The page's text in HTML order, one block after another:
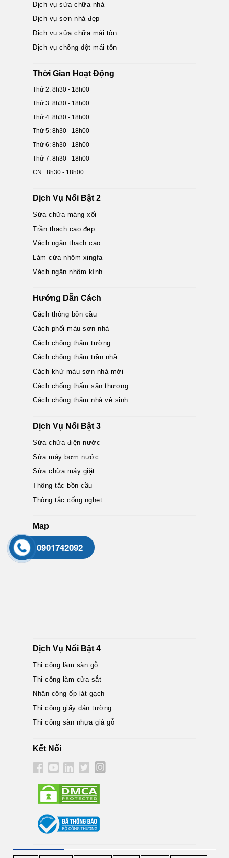
Dịch vụ sửa chữa nhà
Dịch vụ sơn nhà đẹp
Dịch vụ sửa chữa mái tôn
Dịch vụ chống dột mái tôn
Thời Gian Hoạt Động
Thứ 2: 8h30 - 18h00
Thứ 3: 8h30 - 18h00
Thứ 4: 8h30 - 18h00
Thứ 5: 8h30 - 18h00
Thứ 6: 8h30 - 18h00
Thứ 7: 8h30 - 18h00
CN : 8h30 - 18h00
Dịch Vụ Nổi Bật 2
Sửa chữa máng xối
Trần thạch cao đẹp
Vách ngăn thạch cao
Làm cửa nhôm xingfa
Vách ngăn nhôm kính
Hướng Dẫn Cách
Cách thông bồn cầu
Cách phối màu sơn nhà
Cách chống thấm tường
Cách chống thấm trần nhà
Cách khử màu sơn nhà mới
Cách chống thấm sân thượng
Cách chống thấm nhà vệ sinh
Dịch Vụ Nổi Bật 3
Sửa chữa điện nước
Sửa máy bơm nước
Sửa chữa máy giặt
Thông tắc bồn cầu
Thông tắc cống nghẹt
Map
Dịch Vụ Nổi Bật 4
Thi công làm sàn gỗ
Thi công làm cửa sắt
Nhân công ốp lát gạch
Thi công giấy dán tường
Thi công sàn nhựa giả gỗ
Kết Nối
0901742092